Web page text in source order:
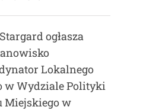
ogłasza
Lokalnego
w Wydziale Polityki
Miejskiego w